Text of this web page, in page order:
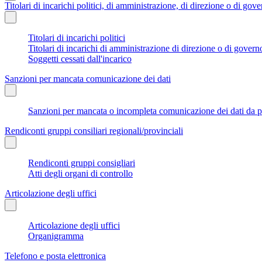
Titolari di incarichi politici, di amministrazione, di direzione o di
Titolari di incarichi politici
Titolari di incarichi di amministrazione di direzione o di
Soggetti cessati dall'incarico
Sanzioni per mancata comunicazione dei dati
Sanzioni per mancata o incompleta comunicazione dei dati
Rendiconti gruppi consiliari regionali/provinciali
Rendiconti gruppi consigliari
Atti degli organi di controllo
Articolazione degli uffici
Articolazione degli uffici
Organigramma
Telefono e posta elettronica